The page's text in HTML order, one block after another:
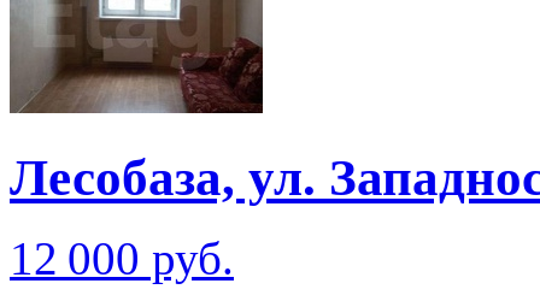
Лесобаза, ул.
12 000 руб.